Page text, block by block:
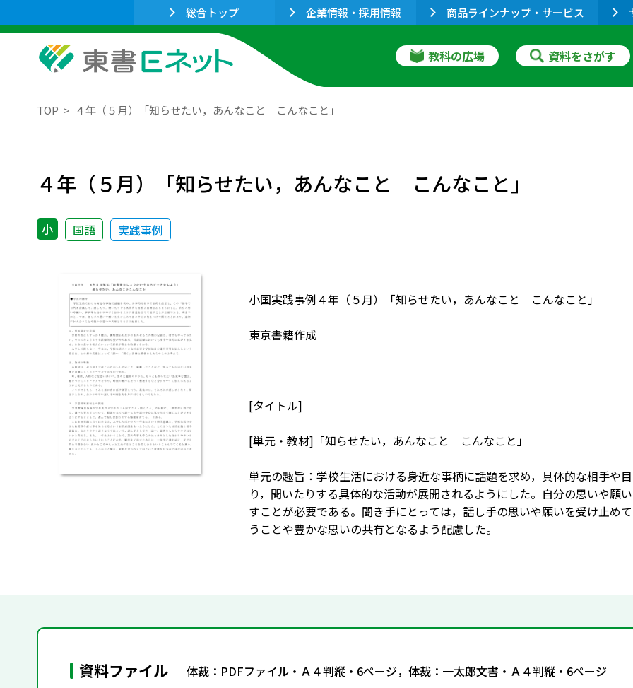
総合トップ 企業情報・採用情報 商品ラインナップ・サービス
教科の広場 資料をさがす
TOP ４年（５月）「知らせたい，あんなこと こんなこと」
４年（５月）「知らせたい，あんなこと こんなこと」
小 国語 実践事例
小国実践事例４年（５月）「知らせたい，あんなこと こんなこと」
東京書籍作成
[タイトル]
[単元・教材]「知らせたい，あんなこと こんなこと」
単元の趣旨：学校生活における身近な事柄に話題を求め，具体的な相手や
り，聞いたりする具体的な活動が展開されるようにした。自分の思いや願
すことが必要である。聞き手にとっては，話し手の思いや願いを受け止め
うことや豊かな思いの共有となるよう配慮した。
資料ファイル 体裁：PDFファイル・Ａ４判縦・6ページ，体裁：一太郎文書・Ａ４判縦・6ページ